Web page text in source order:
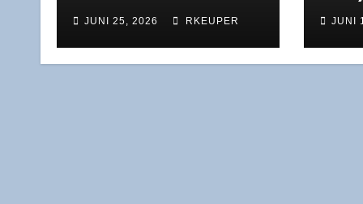
his­to­ri­schem Trau­ma
und Gegenwartsprobe
JUNI 25, 2026 RKEUPER JUNI